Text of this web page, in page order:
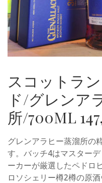
スコットラ
ド/グレンア
所/700ML
グレンアラヒー蒸溜所の
す。バッチ4はマスター
ーカーが厳選したペドロ
ロソシェリー樽2樽の原